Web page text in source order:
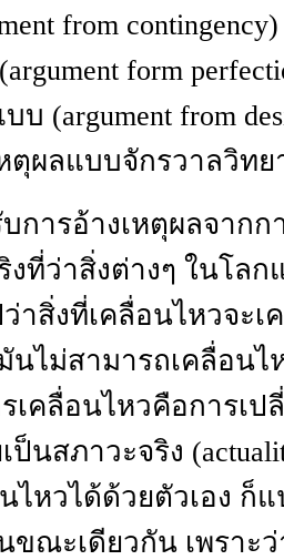
from
argument form
บบ (argument from
ตุผลแบบจักรวาลวิทย
การอ้างเหตุผลจาก
งที่ว่าสิ่งต่างๆ ในโล
าสิ่งที่เคลื่อนไหวจะ
นไม่สามารถเคลื่อนไ
เคลื่อนไหวคือการเป
ป็นสภาวะจริง (
ไหวได้ด้วยตัวเอง ก็
ขณะเดียวกัน เพราะ